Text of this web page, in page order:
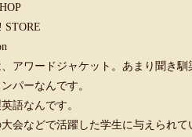
STORE
アワードジャケット。あまり聞き
パーなんです。
語なんです。
会などで活躍した学生に与えられ